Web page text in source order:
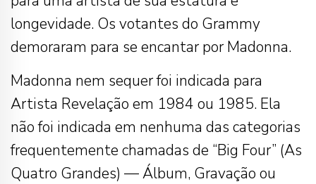
longevidade. Os votantes do Grammy
demoraram para se encantar por Madonna.
Madonna nem sequer foi indicada para
Artista Revelação em 1984 ou 1985. Ela
não foi indicada em nenhuma das categorias
frequentemente chamadas de “Big Four” (As
Quatro Grandes) — Álbum, Gravação ou